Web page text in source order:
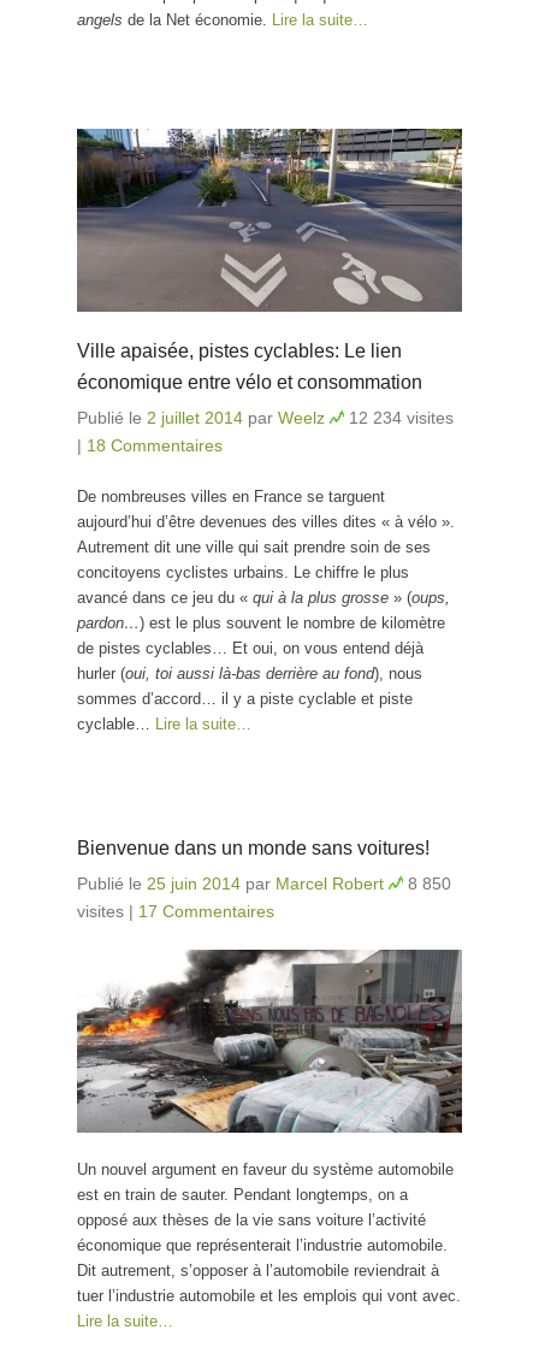
angels de la Net économie. Lire la suite…
Ville apaisée, pistes cyclables: Le lien
économique entre vélo et consommation
Publié le 2 juillet 2014 par Weelz
12 234 visites
| 18 Commentaires
De nombreuses villes en France se targuent
aujourd’hui d’être devenues des villes dites « à vélo ».
Autrement dit une ville qui sait prendre soin de ses
concitoyens cyclistes urbains. Le chiffre le plus
avancé dans ce jeu du « qui à la plus grosse » (oups,
pardon…) est le plus souvent le nombre de kilomètre
de pistes cyclables… Et oui, on vous entend déjà
hurler (oui, toi aussi là-bas derrière au fond), nous
sommes d’accord… il y a piste cyclable et piste
cyclable…
Lire la suite…
Bienvenue dans un monde sans voitures!
Publié le 25 juin 2014 par Marcel Robert
8 850
visites | 17 Commentaires
Un nouvel argument en faveur du système automobile
est en train de sauter. Pendant longtemps, on a
opposé aux thèses de la vie sans voiture l’activité
économique que représenterait l’industrie automobile.
Dit autrement, s’opposer à l’automobile reviendrait à
tuer l’industrie automobile et les emplois qui vont avec.
Lire la suite…